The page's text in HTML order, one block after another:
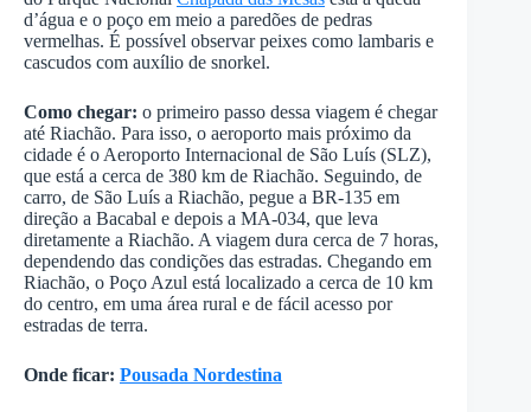
d’água e o poço em meio a paredões de pedras
vermelhas. É possível observar peixes como lambaris e
cascudos com auxílio de snorkel.
Como chegar: o primeiro passo dessa viagem é chegar
até Riachão. Para isso, o aeroporto mais próximo da
cidade é o Aeroporto Internacional de São Luís (SLZ),
que está a cerca de 380 km de Riachão. Seguindo, de
carro, de São Luís a Riachão, pegue a BR-135 em
direção a Bacabal e depois a MA-034, que leva
diretamente a Riachão. A viagem dura cerca de 7 horas,
dependendo das condições das estradas. Chegando em
Riachão, o Poço Azul está localizado a cerca de 10 km
do centro, em uma área rural e de fácil acesso por
estradas de terra.
Onde ficar: Pousada Nordestina